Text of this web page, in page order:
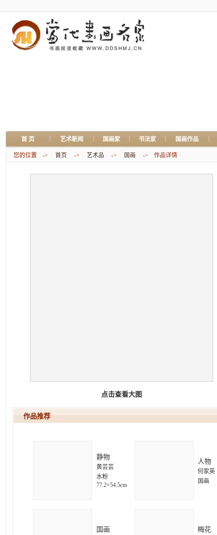
首 页 艺术新闻 国画家 书法家 国画作品
您的位置 -> 首页 -> 艺术品 -> 国画 -> 作品详情
点击查看大图
作品推荐
静物
黄芸芸
水粉
77.2×54.5cm
人物
何家英
国画
国画 梅花